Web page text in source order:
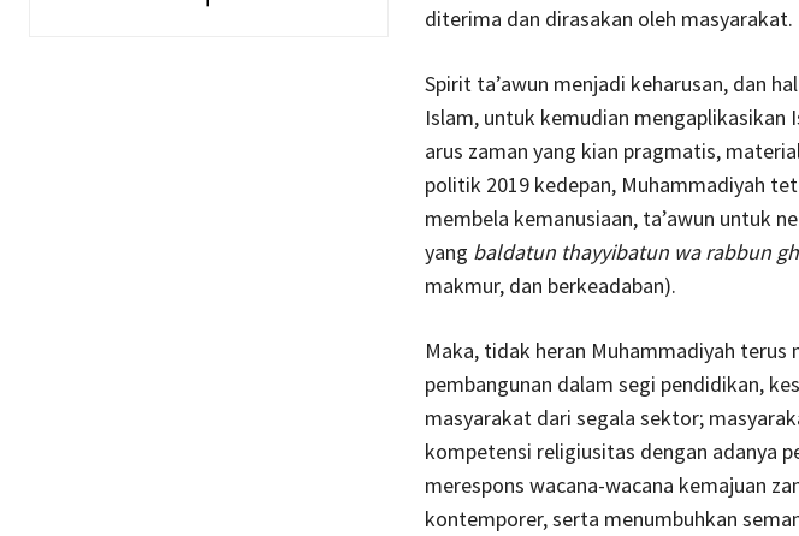
diterima dan dirasakan oleh masyarakat.
Spirit ta’awun menjadi keharusan, dan
Islam, untuk kemudian mengaplikasikan
arus zaman yang kian pragmatis,
politik 2019 kedepan, Muhammadiyah
membela kemanusiaan, ta’awun untuk
yang baldatun thayyibatun wa rabbun
makmur, dan berkeadaban).
Maka, tidak heran Muhammadiyah terus
pembangunan dalam segi pendidikan,
masyarakat dari segala sektor;
kompetensi religiusitas dengan adanya
merespons wacana-wacana kemajuan
kontemporer, serta menumbuhkan